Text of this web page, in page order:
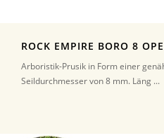
ROCK EMPIRE BORO 8
Arboristik-Prusik in Form einer
Seildurchmesser von 8 mm. Läng ...